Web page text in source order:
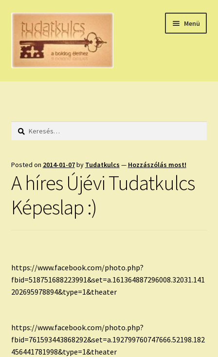
Ugrás
navigációhoz
Kilépés
tartalomba
Menü
HÚZZ EGY KÁRTYÁT!
HOLDNAPTÁR
NAPI ASZTROLÓGIA
KÉRJ EGY MEGERŐSÍTÉST!
IRATKOZZ FEL A VIDEÓ CSATORNÁNKRA!
AJÁNDÉKOKKAL!
Keresés:
Posted on 2014-01-07by Tudatkulcs — Hozzászólás most!
A híres Újévi Tudatkulcs
Képeslap :)
https://www.facebook.com/photo.php?
fbid=518751688223991&set=a.161364887296008.32031.141
202695978894&type=1&theater
https://www.facebook.com/photo.php?
fbid=761593443868292&set=a.192799760747666.52198.182
456441781998&type=1&theater